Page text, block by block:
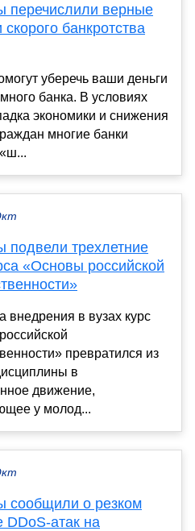
перечислили верные
скорого банкротства
уберечь ваши деньги
банка. В условиях
экономики и снижения
многие банки
подвели трехлетние
«Основы российской
внедрения в вузах курс
превратился из
в
движение,
у молод...
сообщили о резком
DDoS-атак на